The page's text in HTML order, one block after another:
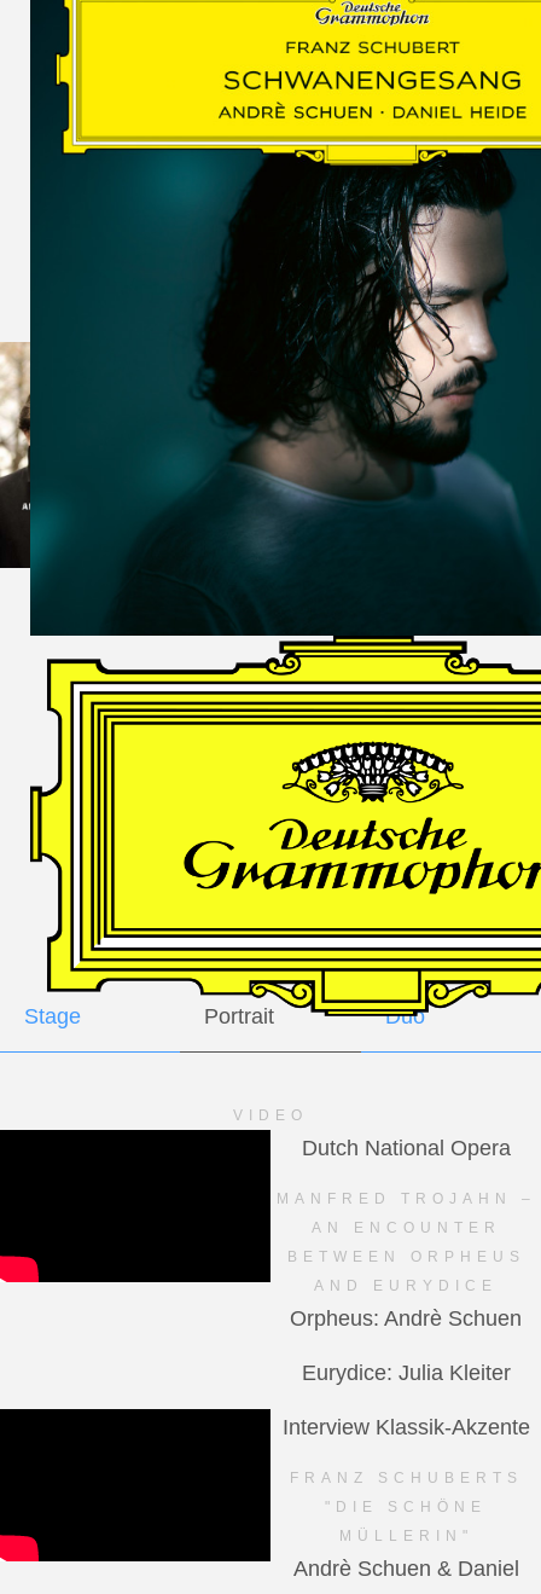
WOLF
MARTIN
SCHUMANN,
LIEDERKREIS
OP. 24
SECHS
MONOLOGE
AUS
JEDERMANN
GESÄNGE
Andrè Schuen,
Baritone
Daniel Heide,
Piano
GALLERY
Stage Portrait Duo
VIDEO
Dutch National Opera
MANFRED TROJAHN –
AN ENCOUNTER
BETWEEN ORPHEUS
AND EURYDICE
Orpheus: Andrè Schuen
Eurydice: Julia Kleiter
Interview Klassik-Akzente
FRANZ SCHUBERTS
"DIE SCHÖNE
MÜLLERIN"
Andrè Schuen & Daniel